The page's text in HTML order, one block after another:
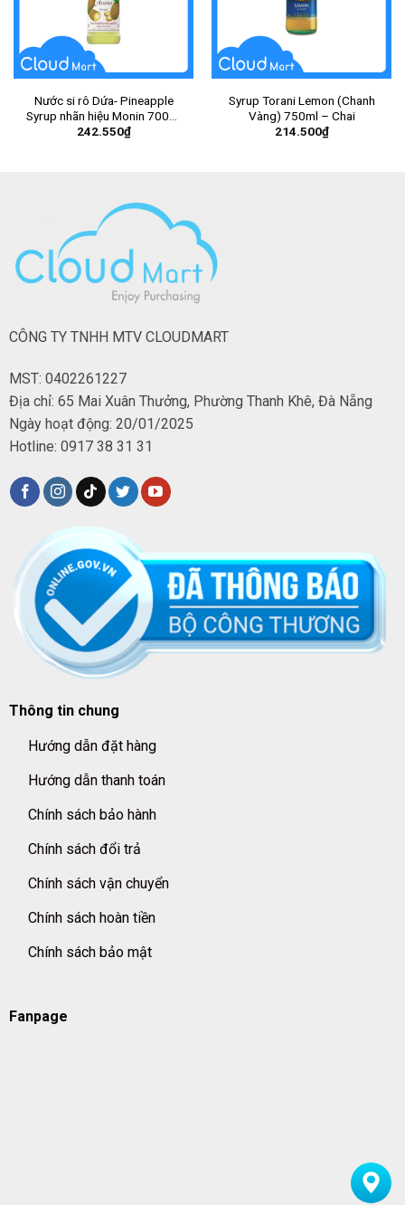
Nước si rô Dứa- Pineapple
Syrup nhãn hiệu Monin 700ml
– Chai
242.550₫
Syrup Torani Lemon (Chanh
Vàng) 750ml – Chai
214.500₫
CÔNG TY TNHH MTV CLOUDMART
MST: 0402261227
Địa chỉ: 65 Mai Xuân Thưởng, Phường Thanh Khê, Đà Nẵng
Ngày hoạt động: 20/01/2025
Hotline: 0917 38 31 31
Thông tin chung
Hướng dẫn đặt hàng
Hướng dẫn thanh toán
Chính sách bảo hành
Chính sách đổi trả
Chính sách vận chuyển
Chính sách hoàn tiền
Chính sách bảo mật
Fanpage